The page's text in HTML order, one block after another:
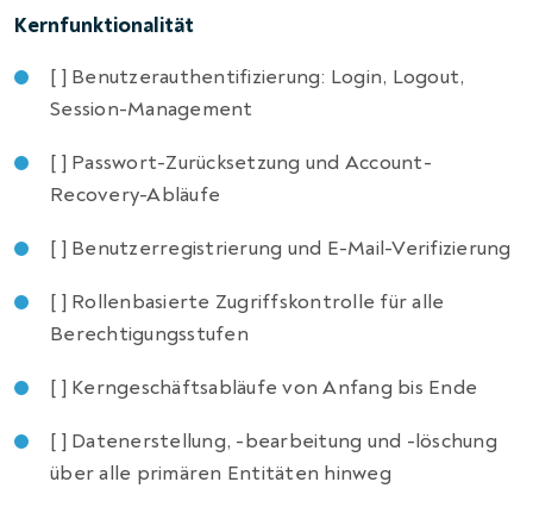
Kernfunktionalität
[ ] Benutzerauthentifizierung: Login, Logout,
Session-Management
[ ] Passwort-Zurücksetzung und Account-
Recovery-Abläufe
[ ] Benutzerregistrierung und E-Mail-Verifizierung
[ ] Rollenbasierte Zugriffskontrolle für alle
Berechtigungsstufen
[ ] Kerngeschäftsabläufe von Anfang bis Ende
[ ] Datenerstellung, -bearbeitung und -löschung
über alle primären Entitäten hinweg